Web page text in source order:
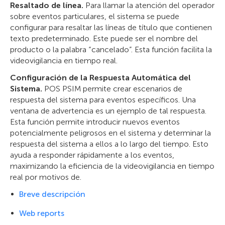
Resaltado de línea. Para llamar la atención del operador
sobre eventos particulares, el sistema se puede
configurar para resaltar las líneas de título que contienen
texto predeterminado. Este puede ser el nombre del
producto o la palabra “cancelado”. Esta función facilita la
videovigilancia en tiempo real.
Configuración de la Respuesta Automática del
Sistema. POS PSIM permite crear escenarios de
respuesta del sistema para eventos específicos. Una
ventana de advertencia es un ejemplo de tal respuesta.
Esta función permite introducir nuevos eventos
potencialmente peligrosos en el sistema y determinar la
respuesta del sistema a ellos a lo largo del tiempo. Esto
ayuda a responder rápidamente a los eventos,
maximizando la eficiencia de la videovigilancia en tiempo
real por motivos de.
Breve descripción
Web reports